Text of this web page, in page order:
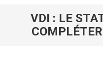
VDI : LE